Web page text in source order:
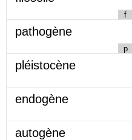
f
pathogène
p
pléistocène
endogène
autogène